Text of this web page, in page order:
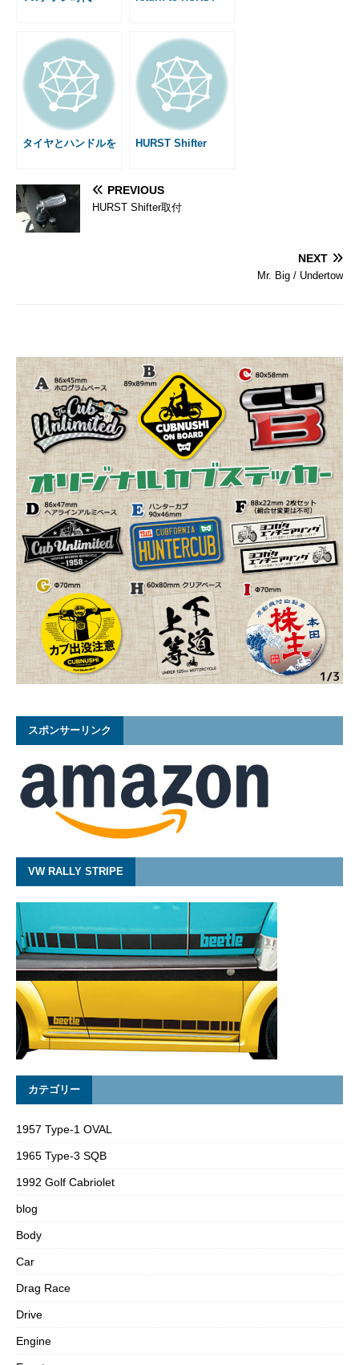
タイヤとハンドルを HURST Shifter
PREVIOUS
HURST Shifter取付
NEXT
Mr. Big / Undertow
スポンサーリンク
VW RALLY STRIPE
カテゴリー
1957 Type-1 OVAL
1965 Type-3 SQB
1992 Golf Cabriolet
blog
Body
Car
Drag Race
Drive
Engine